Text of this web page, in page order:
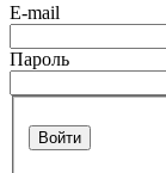
E-mail
Пароль
Войти